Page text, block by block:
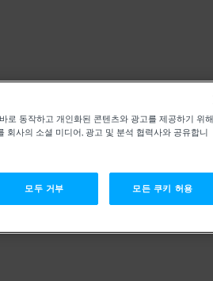
로 동작하고 개인화된 콘텐츠와 광고를 제공하기 위해
사의 소셜 미디어, 광고 및 분석 협력사와 공유합니
모두 거부 모든 쿠키 허용